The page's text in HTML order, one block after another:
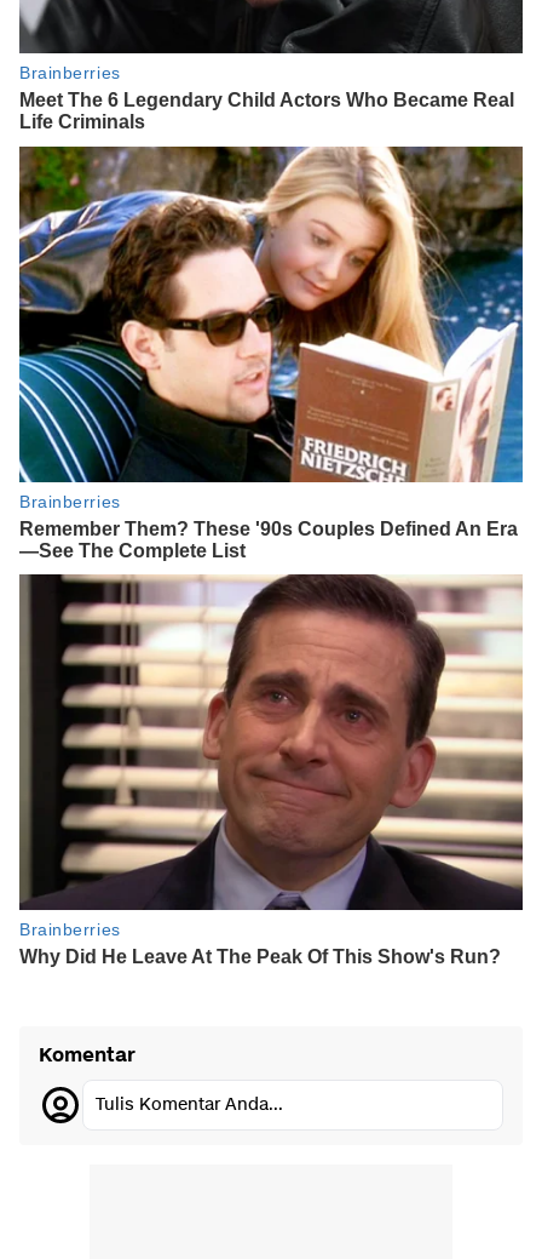
Komentar
Tulis Komentar Anda...